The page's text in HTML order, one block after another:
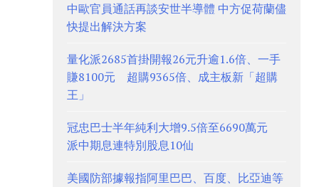
中歐官員通話再談安世半導體 中方促荷蘭儘
快提出解決方案
量化派2685首掛開報26元升逾1.6倍、一手
賺8100元 超購9365倍、成主板新「超購
王」
冠忠巴士半年純利大增9.5倍至6690萬元
派中期息連特別股息10仙
美國防部據報指阿里巴巴、百度、比亞迪等